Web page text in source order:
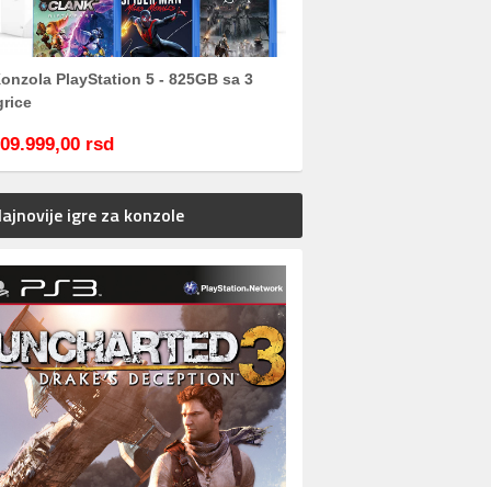
PlayStation 5 - 825GB sa 3
rsd
igre za konzole